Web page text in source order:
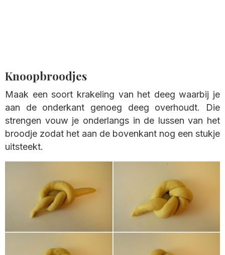
Knoopbroodjes
Maak een soort krakeling van het deeg waarbij je
aan de onderkant genoeg deeg overhoudt. Die
strengen vouw je onderlangs in de lussen van het
broodje zodat het aan de bovenkant nog een stukje
uitsteekt.